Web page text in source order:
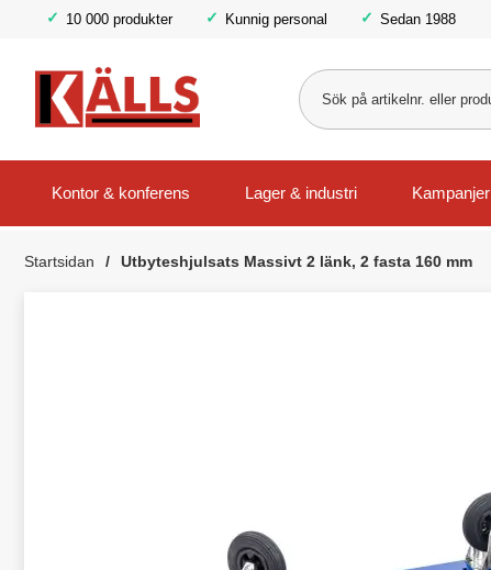
10 000 produkter Kunnig personal Sedan 1988
Kontor & konferens Lager & industri Kampanjer
Startsidan Utbyteshjulsats Massivt 2 länk, 2 fasta 160 mm